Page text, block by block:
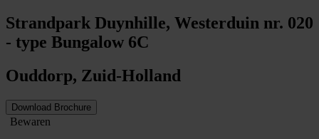
Strandpark Duynhille, Westerduin nr. 020
- type Bungalow 6C
Ouddorp, Zuid-Holland
Download Brochure
Bewaren